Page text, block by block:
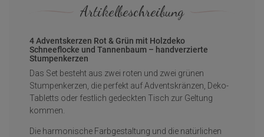
Artikelbeschreibung
4 Adventskerzen Rot & Grün mit Holzdeko
Schneeflocke und Tannenbaum – handverzierte
Stumpenkerzen
Das Set besteht aus zwei roten und zwei grünen
Stumpenkerzen, die perfekt auf Adventskränzen, Deko-
Tabletts oder festlich gedeckten Tisch zur Geltung
kommen.
Die harmonische Farbgestaltung und die natürlichen